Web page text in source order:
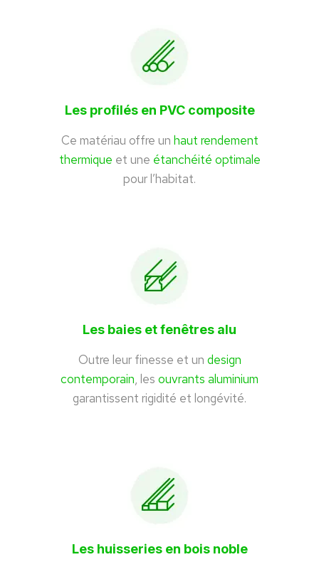
Les profilés en PVC composite
Ce matériau offre un haut rendement
thermique et une étanchéité optimale
pour l’habitat.
Les baies et fenêtres alu
Outre leur finesse et un design
contemporain, les ouvrants aluminium
garantissent rigidité et longévité.
Les huisseries en bois noble